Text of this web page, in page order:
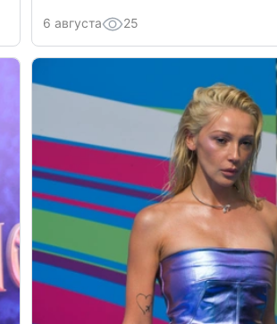
6 августа 25